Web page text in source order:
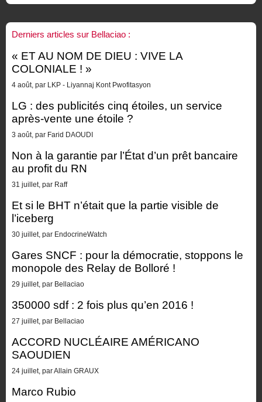
Derniers articles sur Bellaciao :
« ET AU NOM DE DIEU : VIVE LA
COLONIALE ! »
4 août, par LKP - Liyannaj Kont Pwofitasyon
LG : des publicités cinq étoiles, un service
après-vente une étoile ?
3 août, par Farid DAOUDI
Non à la garantie par l’État d’un prêt bancaire
au profit du RN
31 juillet, par Raff
Et si le BHT n’était que la partie visible de
l’iceberg
30 juillet, par EndocrineWatch
Gares SNCF : pour la démocratie, stoppons le
monopole des Relay de Bolloré !
29 juillet, par Bellaciao
350000 sdf : 2 fois plus qu’en 2016 !
27 juillet, par Bellaciao
ACCORD NUCLÉAIRE AMÉRICANO
SAOUDIEN
24 juillet, par Allain GRAUX
Marco Rubio